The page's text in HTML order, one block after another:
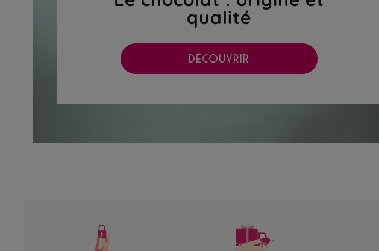
qualité
DÉCOUVRIR